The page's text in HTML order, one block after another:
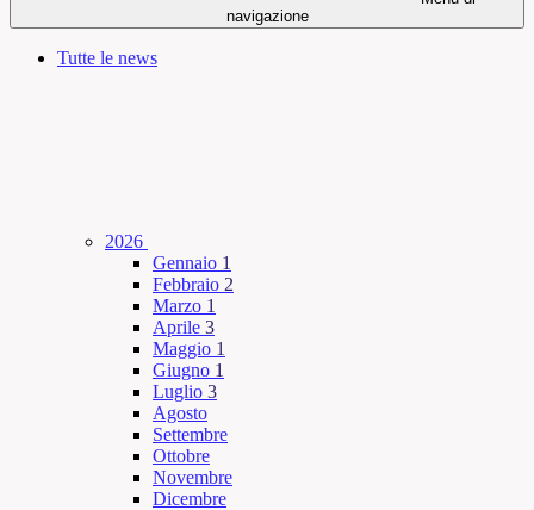
navigazione
Tutte le news
2026
Gennaio 1
Febbraio 2
Marzo 1
Aprile 3
Maggio 1
Giugno 1
Luglio 3
Agosto
Settembre
Ottobre
Novembre
Dicembre